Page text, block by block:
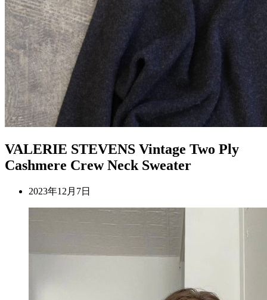
VALERIE STEVENS Vintage Two Ply
Cashmere Crew Neck Sweater
2023年12月7日